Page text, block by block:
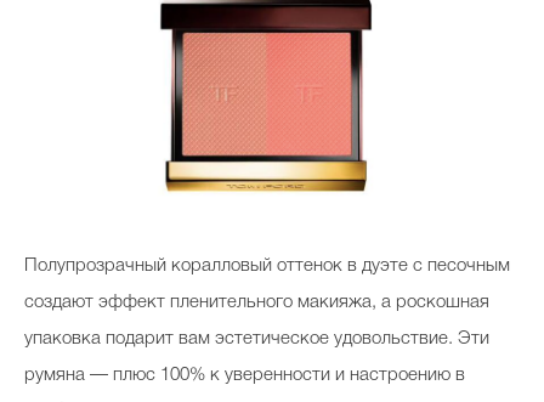
Полупрозрачный коралловый оттенок в дуэте с песочным
создают эффект пленительного макияжа, а роскошная
упаковка подарит вам эстетическое удовольствие. Эти
румяна — плюс 100% к уверенности и настроению в